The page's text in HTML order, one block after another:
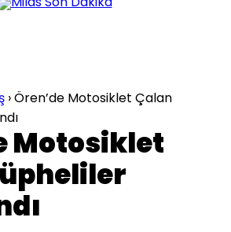
›Ören’de Motosiklet Çalan
Motosiklet